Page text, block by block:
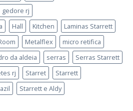
gedore rj
Hall Kitchen
Laminas Starrett
Metalflex
micro retifica
da aldeia serras
Serras Starrett
rj Starret
Starrett
Starrett e Aldy